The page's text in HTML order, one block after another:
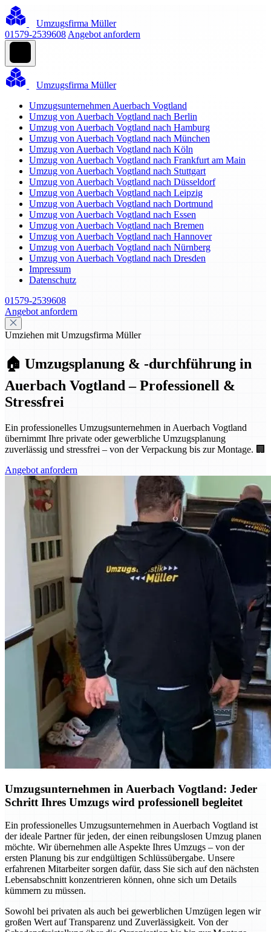
Umzugsfirma Müller
01579-2539608 Angebot anfordern
Umzugsfirma Müller
Umzugsunternehmen Auerbach Vogtland
Umzug von Auerbach Vogtland nach Berlin
Umzug von Auerbach Vogtland nach Hamburg
Umzug von Auerbach Vogtland nach München
Umzug von Auerbach Vogtland nach Köln
Umzug von Auerbach Vogtland nach Frankfurt am Main
Umzug von Auerbach Vogtland nach Stuttgart
Umzug von Auerbach Vogtland nach Düsseldorf
Umzug von Auerbach Vogtland nach Leipzig
Umzug von Auerbach Vogtland nach Dortmund
Umzug von Auerbach Vogtland nach Essen
Umzug von Auerbach Vogtland nach Bremen
Umzug von Auerbach Vogtland nach Hannover
Umzug von Auerbach Vogtland nach Nürnberg
Umzug von Auerbach Vogtland nach Dresden
Impressum
Datenschutz
01579-2539608
Angebot anfordern
Umziehen mit Umzugsfirma Müller
🏠 Umzugsplanung & -durchführung in
Auerbach Vogtland – Professionell &
Stressfrei
Ein professionelles Umzugsunternehmen in Auerbach Vogtland
übernimmt Ihre private oder gewerbliche Umzugsplanung
zuverlässig und stressfrei – von der Verpackung bis zur Montage. 🏢
Angebot anfordern
Umzugsunternehmen in Auerbach Vogtland: Jeder
Schritt Ihres Umzugs wird professionell begleitet
Ein professionelles Umzugsunternehmen in Auerbach Vogtland ist
der ideale Partner für jeden, der einen reibungslosen Umzug planen
möchte. Wir übernehmen alle Aspekte Ihres Umzugs – von der
ersten Planung bis zur endgültigen Schlüssübergabe. Unsere
erfahrenen Mitarbeiter sorgen dafür, dass Sie sich auf den nächsten
Lebensabschnitt konzentrieren können, ohne sich um Details
kümmern zu müssen.
Sowohl bei privaten als auch bei gewerblichen Umzügen legen wir
großen Wert auf Transparenz und Zuverlässigkeit. Von der